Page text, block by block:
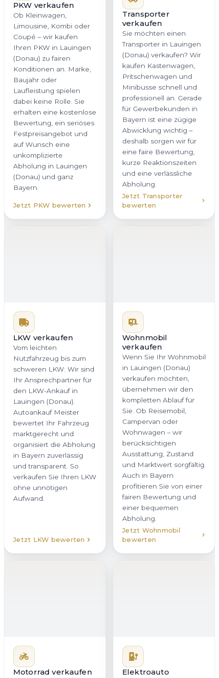
PKW verkaufen
Ob Kleinwagen,
Limousine, Kombi oder
Coupé – wir kaufen
Ihren PKW in Lauingen
(Donau) zu fairen
Konditionen an. Marke,
Baujahr oder
Laufleistung spielen
dabei keine Rolle. Sie
erhalten eine kostenlose
Bewertung, ein seriöses
Festpreisangebot und
auf Wunsch eine
unkomplizierte
Abholung in Lauingen
(Donau) und ganz
Bayern.
Transporter
verkaufen
Sie möchten einen
Transporter in Lauingen
(Donau) verkaufen? Wir
kaufen Kastenwagen,
Pritschenwagen und
Minibusse schnell und
professionell an. Gerade
für Gewerbekunden in
Bayern ist eine zügige
Abwicklung wichtig –
deshalb sorgen wir für
eine faire Bewertung,
kurze Reaktionszeiten
und eine verlässliche
Abholung.
Jetzt Transporter
bewerten
LKW verkaufen
Vom leichten
schweren LKW: Wir sind
den LKW-Ankauf in
Autoankauf Meister
organisiert die Abholung
in Bayern zuverlässig
und transparent. So
verkaufen Sie Ihren LKW
Wohnmobil
verkaufen
Wenn Sie Ihr Wohnmobil
verkaufen möchten,
übernehmen wir den
Sie. Ob Reisemobil,
Wohnwagen – wir
berücksichtigen
Ausstattung, Zustand
und Marktwert sorgfältig.
profitieren Sie von einer
fairen Bewertung und
einer bequemen
Abholung.
Jetzt Wohnmobil
bewerten
Motorrad verkaufen
Elektroauto
verkaufen